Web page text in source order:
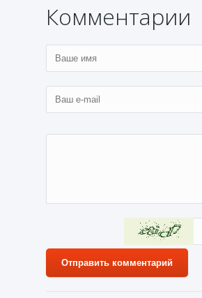
Комментарии
Отправить комментарий